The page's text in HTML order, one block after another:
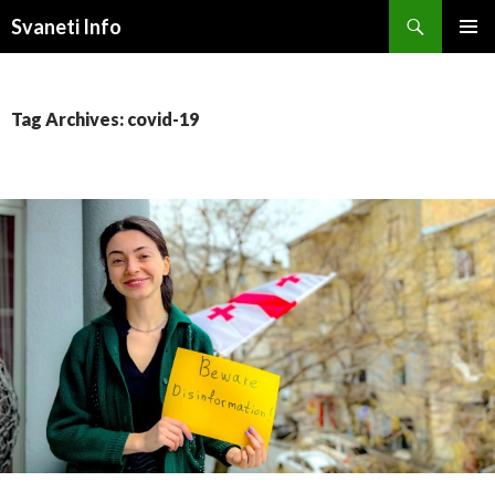
Svaneti Info
Tag Archives: covid-19